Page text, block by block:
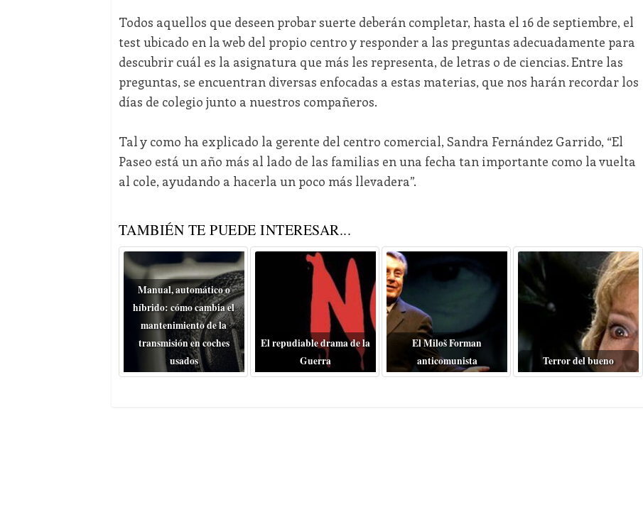
Todos aquellos que deseen probar suerte deberán completar, hasta el 16 de septiembre, el
test ubicado en la web del propio centro y responder a las preguntas adecuadamente para
descubrir cuál es la asignatura que más les representa, de letras o de ciencias. Entre las
preguntas, se encuentran diversas enfocadas a estas materias, que nos harán recordar los
días de colegio junto a nuestros compañeros.
Tal y como ha explicado la gerente del centro comercial, Sandra Fernández Garrido, “El
Paseo está un año más al lado de las familias en una fecha tan importante como la vuelta
al cole, ayudando a hacerla un poco más llevadera”.
TAMBIÉN TE PUEDE INTERESAR...
Manual, automático o
híbrido: cómo cambia el
mantenimiento de la
transmisión en coches
usados
El repudiable drama de la
Guerra
El Miloš Forman
anticomunista
Terror del bueno